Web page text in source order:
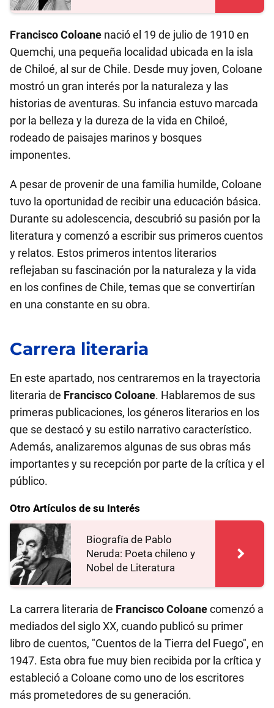
Francisco Coloane nació el 19 de julio de 1910 en
Quemchi, una pequeña localidad ubicada en la isla
de Chiloé, al sur de Chile. Desde muy joven, Coloane
mostró un gran interés por la naturaleza y las
historias de aventuras. Su infancia estuvo marcada
por la belleza y la dureza de la vida en Chiloé,
rodeado de paisajes marinos y bosques
imponentes.
A pesar de provenir de una familia humilde, Coloane
tuvo la oportunidad de recibir una educación básica.
Durante su adolescencia, descubrió su pasión por la
literatura y comenzó a escribir sus primeros cuentos
y relatos. Estos primeros intentos literarios
reflejaban su fascinación por la naturaleza y la vida
en los confines de Chile, temas que se convertirían
en una constante en su obra.
Carrera literaria
En este apartado, nos centraremos en la trayectoria
literaria de Francisco Coloane. Hablaremos de sus
primeras publicaciones, los géneros literarios en los
que se destacó y su estilo narrativo característico.
Además, analizaremos algunas de sus obras más
importantes y su recepción por parte de la crítica y el
público.
Otro Artículos de su Interés
Biografía de Pablo
Neruda: Poeta chileno y
Nobel de Literatura
La carrera literaria de Francisco Coloanecomenzó a
mediados del siglo XX, cuando publicó su primer
libro de cuentos, "Cuentos de la Tierra del Fuego", en
1947. Esta obra fue muy bien recibida por la crítica y
estableció a Coloane como uno de los escritores
más prometedores de su generación.